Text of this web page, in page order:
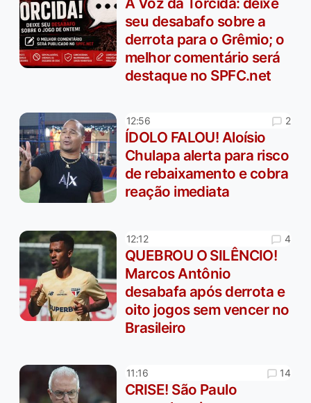
seu desabafo sobre a
derrota para o Grêmio; o
melhor comentário será
destaque no SPFC.net
12:56 2
ÍDOLO FALOU! Aloísio
Chulapa alerta para risco
de rebaixamento e cobra
reação imediata
12:12 4
QUEBROU O SILÊNCIO!
Marcos Antônio
desabafa após derrota e
oito jogos sem vencer no
Brasileiro
11:16 14
CRISE! São Paulo